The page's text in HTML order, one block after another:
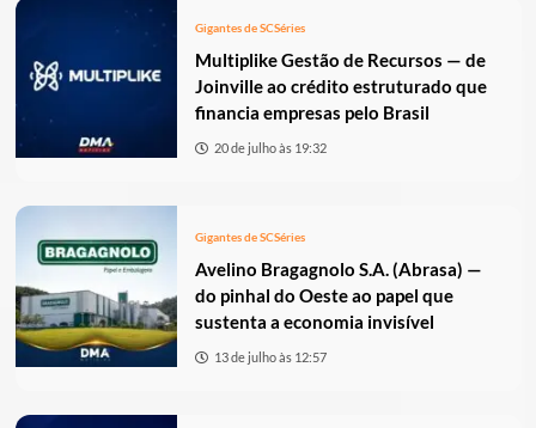
Gigantes de SCSéries
Multiplike Gestão de Recursos — de
Joinville ao crédito estruturado que
financia empresas pelo Brasil
20 de julho às 19:32
Gigantes de SCSéries
Avelino Bragagnolo S.A. (Abrasa) —
do pinhal do Oeste ao papel que
sustenta a economia invisível
13 de julho às 12:57